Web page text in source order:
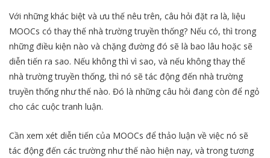
Với những khác biệt và ưu thế nêu trên, câu hỏi đặt ra là, liệu
MOOCs có thay thế nhà trường truyền thống? Nếu có, thì trong
những điều kiện nào và chặng đường đó sẽ là bao lâu hoặc sẽ
diễn tiến ra sao. Nếu không thì vì sao, và nếu không thay thế
nhà trường truyền thống, thì nó sẽ tác động đến nhà trường
truyền thống như thế nào. Đó là những câu hỏi đang còn để ngỏ
cho các cuộc tranh luận.
Cần xem xét diễn tiến của MOOCs để thảo luận về việc nó sẽ
tác động đến các trường như thế nào hiện nay, và trong tương